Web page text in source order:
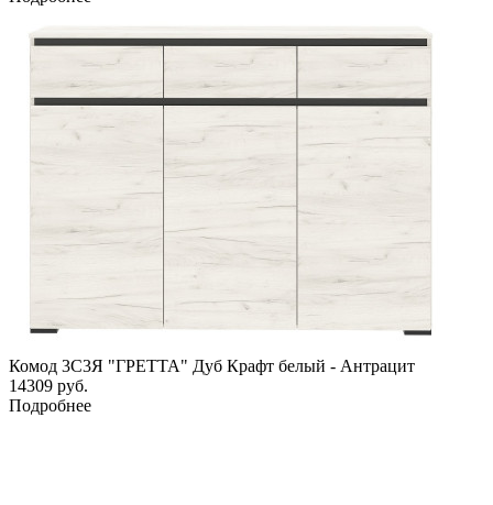
Комод 3С3Я "ГРЕТТА" Дуб Крафт белый - Антрацит
14309 руб.
Подробнее